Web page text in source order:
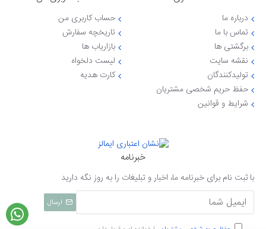
درباره ما
تماس با ما
برگشتی ها
نقشه سایت
تولیدکنندگان
حفظ حریم شخصی مشتریان
شرایط و قوانین
حساب کاربری من
تاریخچه سفارش
بازاریاب ها
لیست دلخواه
کارت هدیه
خبرنامه
با ثبت نام برای خبرنامه ما، اخبار و تبلیغات را به روز نگه دارید
ارسال